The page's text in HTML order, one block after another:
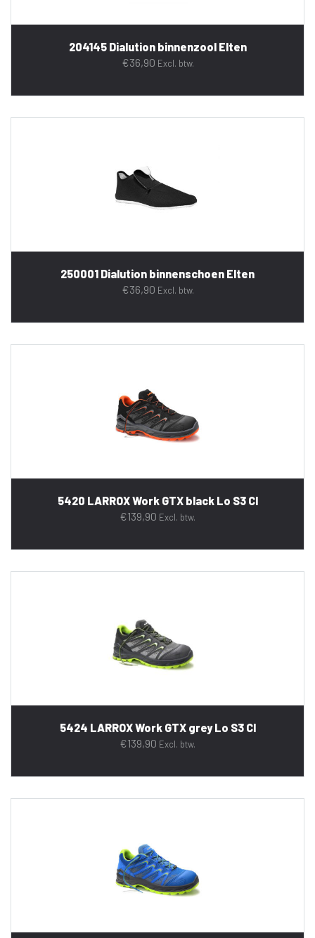
204145 Dialution binnenzool Elten
€36,90 Excl. btw.
250001 Dialution binnenschoen Elten
€36,90 Excl. btw.
5420 LARROX Work GTX black Lo S3 CI
€139,90 Excl. btw.
5424 LARROX Work GTX grey Lo S3 CI
€139,90 Excl. btw.